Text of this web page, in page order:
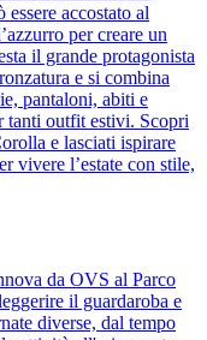
accostato al
per creare un
il grande protagonista
e si combina
pantaloni, abiti e
tanti outfit estivi. Scopri
e lasciati ispirare
vivere l’estate con stile,
da OVS al Parco
il guardaroba e
diverse, dal tempo